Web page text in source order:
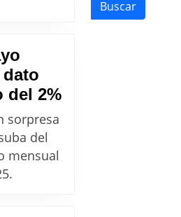
dato
del 2%Inflación
sorpresa
del
mensual
Buscar